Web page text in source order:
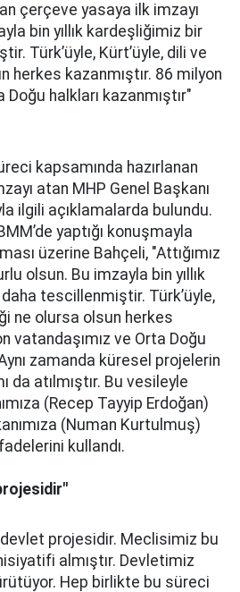
çerçeve yasaya ilk imzayı
bin yıllık kardeşliğimiz bir
Türk’üyle, Kürt’üyle, dili ve
herkes kazanmıştır. 86 milyon
halkları kazanmıştır"
kapsamında hazırlanan
atan MHP Genel Başkanı
ilgili açıklamalarda bulundu.
yaptığı konuşmayla
üzerine Bahçeli, "Attığımız
olsun. Bu imzayla bin yıllık
tescillenmiştir. Türk’üyle,
ne olursa olsun herkes
vatandaşımız ve Orta Doğu
zamanda küresel projelerin
da atılmıştır. Bu vesileyle
(Recep Tayyip Erdoğan)
(Numan Kurtulmuş)
kullandı.
projesidir. Meclisimiz bu
almıştır. Devletimiz
Hep birlikte bu süreci